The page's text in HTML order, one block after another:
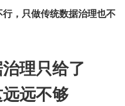
，只做传统数据治理也不
理只给了
远不够